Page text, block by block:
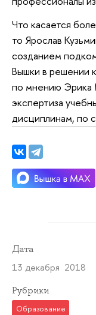
Что касается
то Ярослав
созданием
Вышки в решении
по мнению Эрика
экспертиза
дисциплинам, по
Дата
13 декабря 2018
Рубрики
Образование